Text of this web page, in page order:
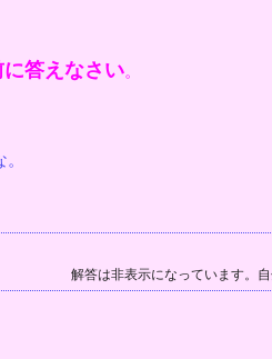
答えなさい。
解答は非表示になっています。